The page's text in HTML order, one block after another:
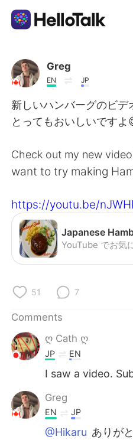
Language Exchange
AI Grammar Checker
English
简体中文 繁體
Español
Français
日本語 한국
Русский
Türkçe
Greg
EN JP
新しいハンバーグのビデ
とってもおいしいですよ
Check out my new
want to try making
https://youtu.be/
51 7
Comments
ღ Cath ღ
JP EN
I saw a video.
Greg
EN JP
@Hikaru ありが